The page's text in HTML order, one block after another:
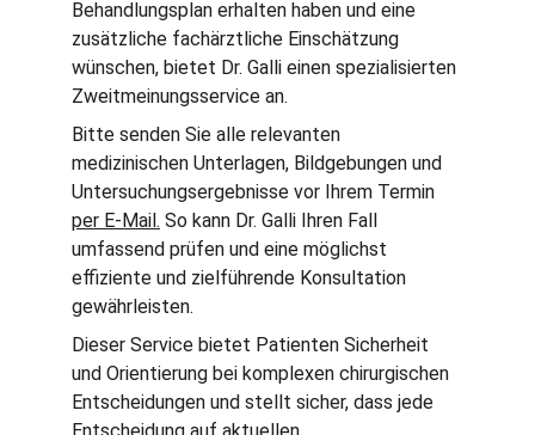
Behandlungsplan erhalten haben und eine
zusätzliche fachärztliche Einschätzung
wünschen, bietet Dr. Galli einen spezialisierten
Zweitmeinungsservice an.
Bitte senden Sie alle relevanten
medizinischen Unterlagen, Bildgebungen und
Untersuchungsergebnisse vor Ihrem Termin
per E-Mail. So kann Dr. Galli Ihren Fall
umfassend prüfen und eine möglichst
effiziente und zielführende Konsultation
gewährleisten.
Dieser Service bietet Patienten Sicherheit
und Orientierung bei komplexen chirurgischen
Entscheidungen und stellt sicher, dass jede